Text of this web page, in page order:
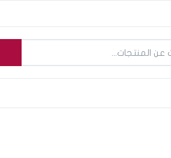
الذي تبحث عنه؟